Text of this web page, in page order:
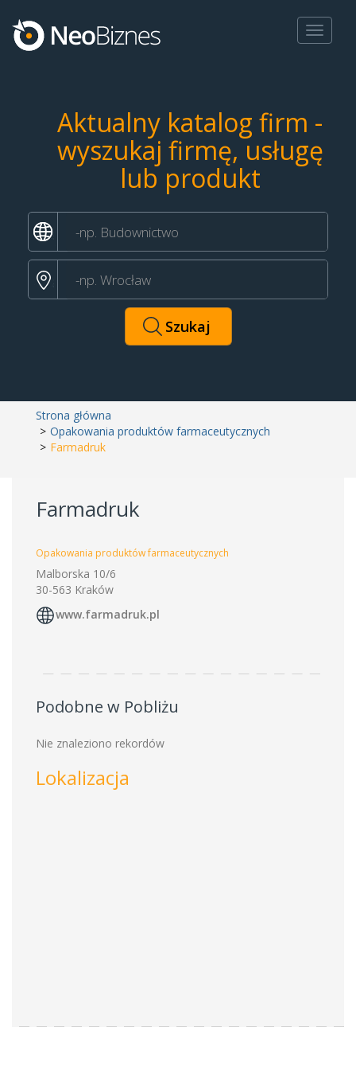
Toggle
Aktualny katalog firm -
wyszukaj firmę, usługę
lub produkt
Strona główna
Opakowania produktów farmaceutycznych
Farmadruk
Farmadruk
Opakowania produktów farmaceutycznych
Malborska 10/6
30-563 Kraków
www.farmadruk.pl
Podobne w Pobliżu
Nie znaleziono rekordów
Lokalizacja